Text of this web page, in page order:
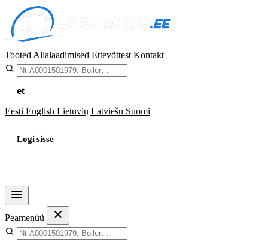
Tooted Allalaadimised Ettevõttest Kontakt
et
Eesti English Lietuvių Latviešu Suomi
Logi sisse
Peamenüü